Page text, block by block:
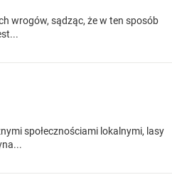
wrogów, sądząc, że w ten sposób
społecznościami lokalnymi, lasy